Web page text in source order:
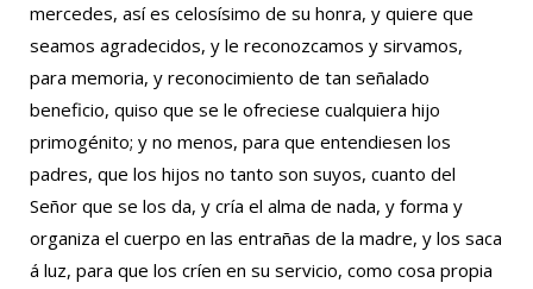
mercedes, así es celosísimo de su honra, y quiere que
seamos agradecidos, y le reconozcamos y sirvamos,
para memoria, y reconocimiento de tan señalado
beneficio, quiso que se le ofreciese cualquiera hijo
primogénito; y no menos, para que entendiesen los
padres, que los hijos no tanto son suyos, cuanto del
Señor que se los da, y cría el alma de nada, y forma y
organiza el cuerpo en las entrañas de la madre, y los saca
á luz, para que los críen en su servicio, como cosa propia